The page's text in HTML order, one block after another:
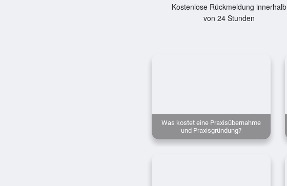
Kostenlose Rückmeldung innerhalb
von 24 Stunden
Was kostet eine Praxisübernahme
und Praxisgründung?